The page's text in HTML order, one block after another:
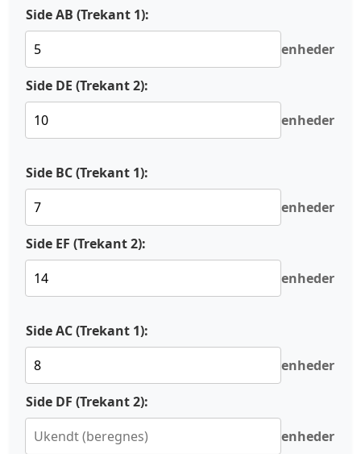
SideAB (Trekant 1):
enheder
Side DE (Trekant 2):
enheder
Side BC(Trekant 1):
enheder
Side EF (Trekant 2):
enheder
SideAC(Trekant 1):
enheder
Side DF (Trekant 2):
enheder